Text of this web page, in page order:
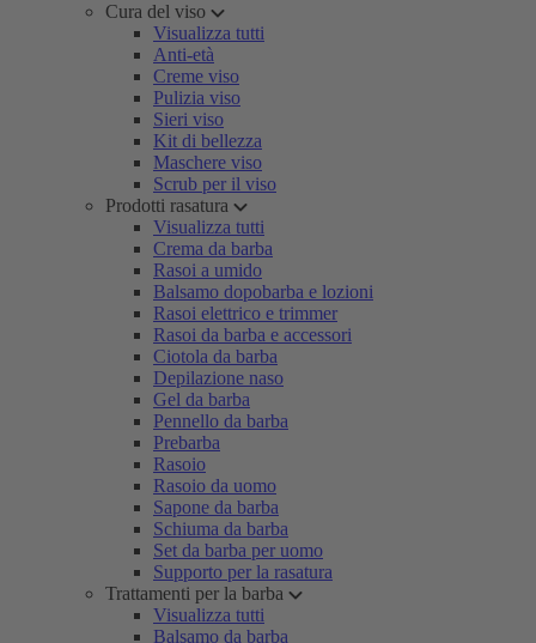
Cura del viso
Visualizza tutti
Anti-età
Creme viso
Pulizia viso
Sieri viso
Kit di bellezza
Maschere viso
Scrub per il viso
Prodotti rasatura
Visualizza tutti
Crema da barba
Rasoi a umido
Balsamo dopobarba e lozioni
Rasoi elettrico e trimmer
Rasoi da barba e accessori
Ciotola da barba
Depilazione naso
Gel da barba
Pennello da barba
Prebarba
Rasoio
Rasoio da uomo
Sapone da barba
Schiuma da barba
Set da barba per uomo
Supporto per la rasatura
Trattamenti per la barba
Visualizza tutti
Balsamo da barba